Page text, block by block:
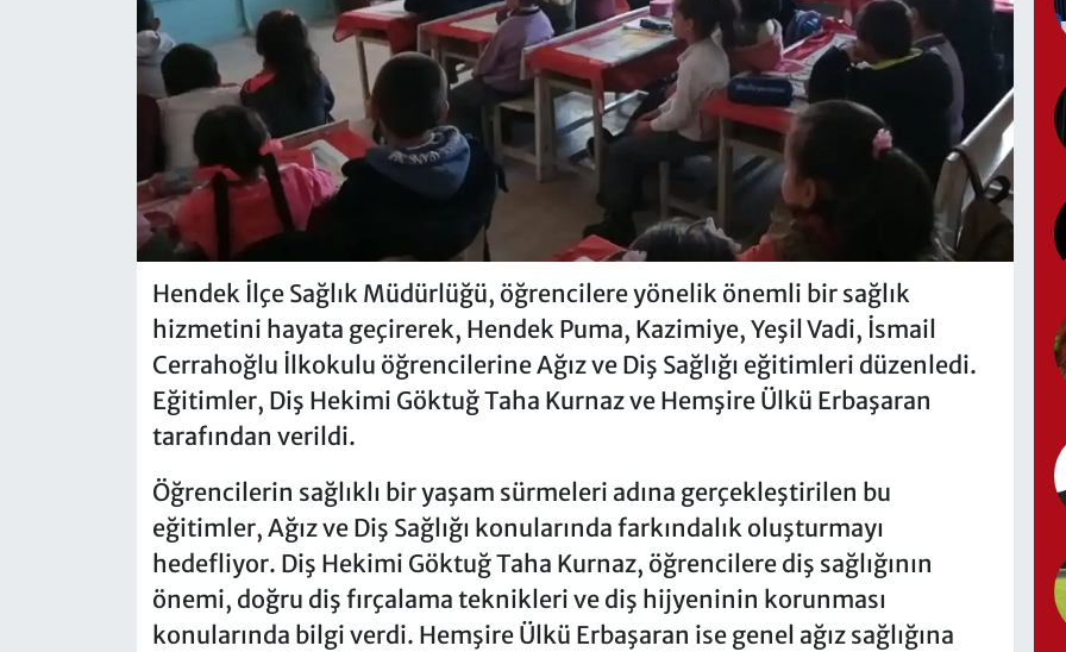
Hendek İlçe Sağlık Müdürlüğü, öğrencilere yönelik önemli bir sağlık
hizmetini hayata geçirerek, Hendek Puma, Kazimiye, Yeşil Vadi, İsmail
Cerrahoğlu İlkokulu öğrencilerine Ağız ve Diş Sağlığı eğitimleri düzenledi.
Eğitimler, Diş Hekimi Göktuğ Taha Kurnaz ve Hemşire Ülkü Erbaşaran
tarafından verildi.
Öğrencilerin sağlıklı bir yaşam sürmeleri adına gerçekleştirilen bu
eğitimler, Ağız ve Diş Sağlığı konularında farkındalık oluşturmayı
hedefliyor. Diş Hekimi Göktuğ Taha Kurnaz, öğrencilere diş sağlığının
önemi, doğru diş fırçalama teknikleri ve diş hijyeninin korunması
konularında bilgi verdi. Hemşire Ülkü Erbaşaran ise genel ağız sağlığına